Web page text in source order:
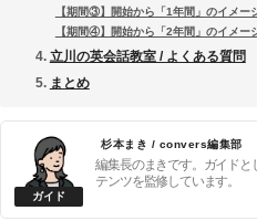
【期間③】開始から「1年間」のイメー
【期間④】開始から「2年間」のイメー
立川の英会話教室 / よくある質問
まとめ
杉本まき / convers編集部
編集長のまきです。ガイド
テンツを監修しています。